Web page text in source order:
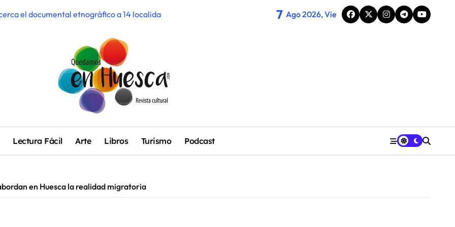
el documental etnográfico a 14 localidades de Sobrarbe
de candil’, ciclo de oralidad para la microrruralidad de la Hoya
edición con más de 42.000 espectadores, cuatro sold out y récord de público familiar
pendiente con Pirineos Sur en una noche de emoción y complicidad
de Bodhiria en Pirineos Sur
a la comarca del Cinca Medio
‘Interferencias_EL/LA’ recoge las voces de los barrios rurales de Huesca sobre la igualdad
el talento musical local con conciertos durante todo 2026
7 Ago 2026, Vie
Lectura Fácil Arte Libros Turismo Podcast
en Huesca la realidad migratoria